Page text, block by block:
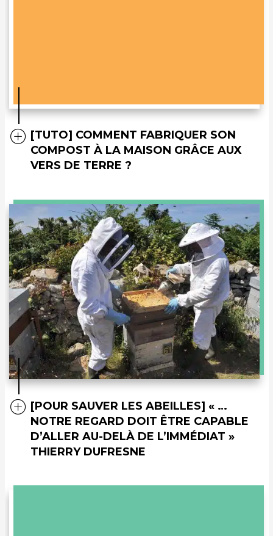
[TUTO] COMMENT FABRIQUER SON
COMPOST À LA MAISON GRÂCE AUX
VERS DE TERRE ?
[POUR SAUVER LES ABEILLES] « …
NOTRE REGARD DOIT ÊTRE CAPABLE
D’ALLER AU-DELÀ DE L’IMMÉDIAT »
THIERRY DUFRESNE